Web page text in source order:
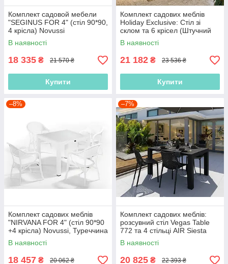
Комплект садовой мебели
"SEGINUS FOR 4" (стіл 90*90,
4 крісла) Novussi
В наявності
18 335 ₴ 21 570 ₴
Купити
Комплект садових меблів
Holiday Exclusive: Стіл зі
склом та 6 крісел (Штучний
ротанг)
В наявності
21 182 ₴ 23 536 ₴
Купити
–8%
Комплект садових меблів
"NIRVANA FOR 4" (стіл 90*90
+4 крісла) Novussi, Туреччина
В наявності
18 457 ₴ 20 062 ₴
–7%
Комплект садових меблів:
розсувний стіл Vegas Table
772 та 4 стільці AIR Siesta
Exclusive
В наявності
20 825 ₴ 22 393 ₴